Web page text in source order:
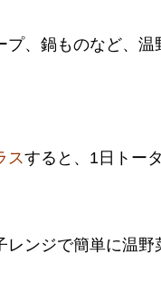
、鍋ものなど、温
スすると、1日トー
ンジで簡単に温